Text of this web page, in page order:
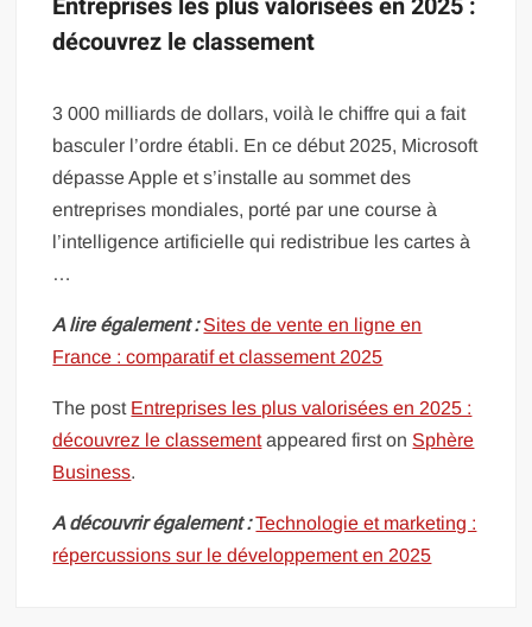
découvrez le classement
3 000 milliards de dollars, voilà le chiffre qui a fait
basculer l’ordre établi. En ce début 2025, Microsoft
dépasse Apple et s’installe au sommet des
entreprises mondiales, porté par une course à
l’intelligence artificielle qui redistribue les cartes à
…
A lire également : Sites de vente en ligne en
France : comparatif et classement 2025
The post Entreprises les plus valorisées en 2025 :
découvrez le classementappeared first on Sphère
Business.
A découvrir également : Technologie et marketing :
répercussions sur le développement en 2025